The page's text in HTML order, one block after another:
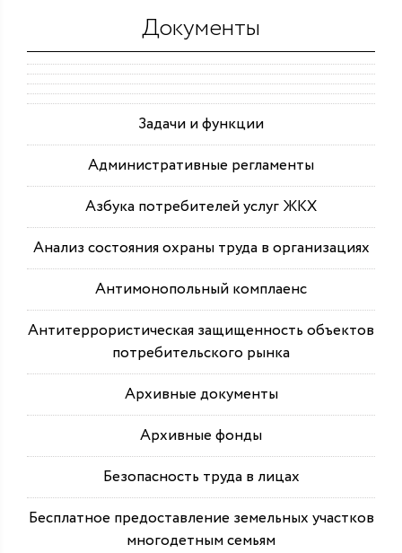
Документы
Задачи и функции
Административные регламенты
Азбука потребителей услуг ЖКХ
Анализ состояния охраны труда в организациях
Антимонопольный комплаенс
Антитеррористическая защищенность объектов
потребительского рынка
Архивные документы
Архивные фонды
Безопасность труда в лицах
Бесплатное предоставление земельных участков
многодетным семьям